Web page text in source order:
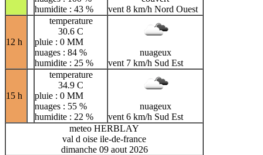
humidite : 43 %
vent 8 km/h Nord Ouest
12 h
temperature
30.6 C
pluie : 0 MM
nuages : 84 %
humidite : 25 %
nuageux
vent 7 km/h Sud Est
15 h
temperature
34.9 C
pluie : 0 MM
nuages : 55 %
humidite : 22 %
nuageux
vent 6 km/h Sud Est
meteo HERBLAY
val d oise ile-de-france
dimanche 09 aout 2026